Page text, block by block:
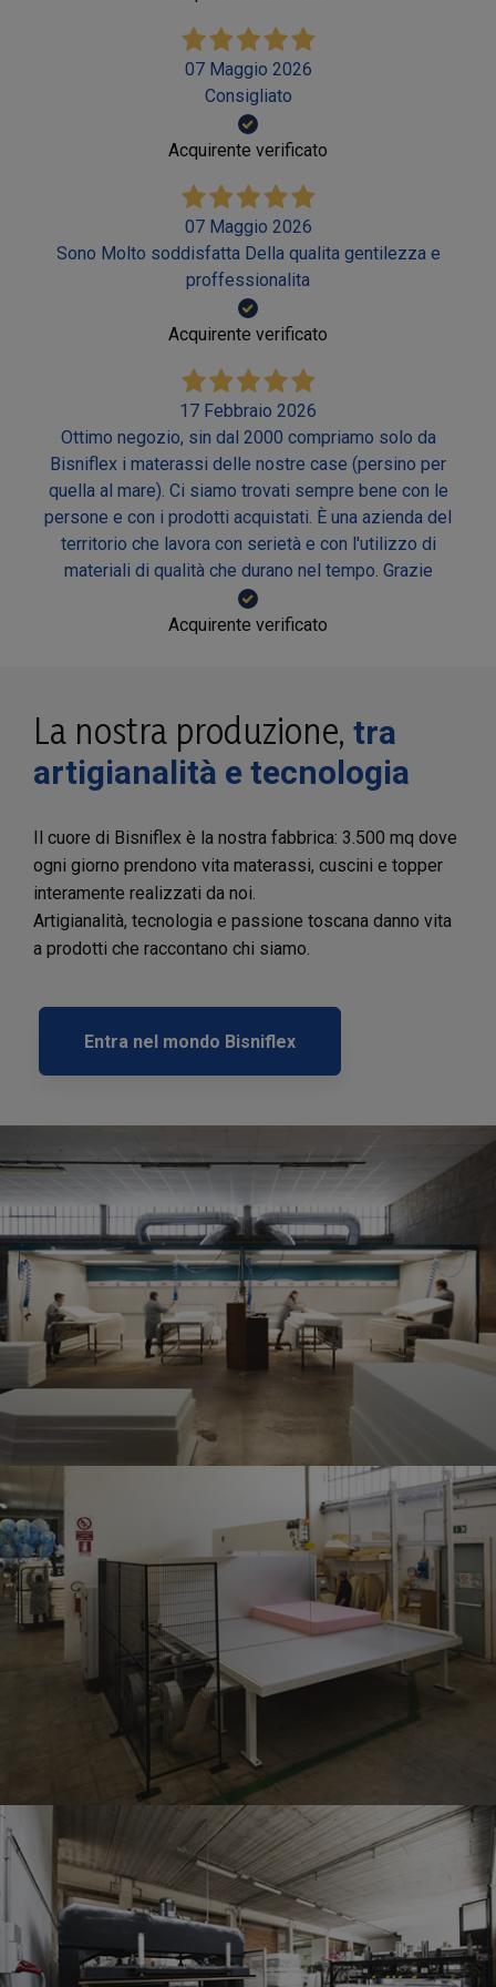
07 Maggio 2026
Consigliato
Acquirente verificato
07 Maggio 2026
Sono Molto soddisfatta Della qualita gentilezza e
proffessionalita
Acquirente verificato
17 Febbraio 2026
Ottimo negozio, sin dal 2000 compriamo solo da
Bisniflex i materassi delle nostre case (persino per
quella al mare). Ci siamo trovati sempre bene con le
persone e con i prodotti acquistati. È una azienda del
territorio che lavora con serietà e con l'utilizzo di
materiali di qualità che durano nel tempo. Grazie
Acquirente verificato
La nostra produzione, tra
artigianalità e tecnologia
Il cuore di Bisniflex è la nostra fabbrica: 3.500 mq dove
ogni giorno prendono vita materassi, cuscini e topper
interamente realizzati da noi.
Artigianalità, tecnologia e passione toscana danno vita
a prodotti che raccontano chi siamo.
Entra nel mondo Bisniflex